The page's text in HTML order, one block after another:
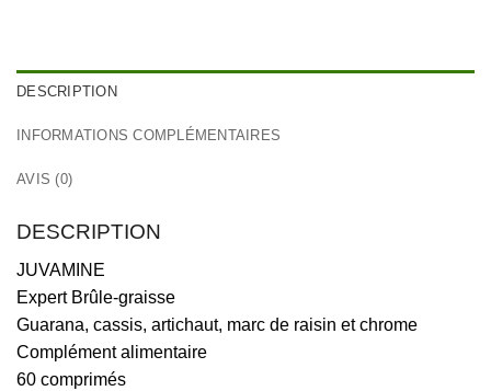
DESCRIPTION
INFORMATIONS COMPLÉMENTAIRES
AVIS (0)
DESCRIPTION
JUVAMINE
Expert Brûle-graisse
Guarana, cassis, artichaut, marc de raisin et chrome
Complément alimentaire
60 comprimés